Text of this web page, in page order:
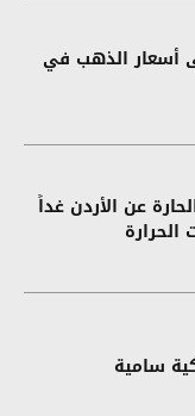
أسعار الذهب في
عن الأردن غداً
سامية